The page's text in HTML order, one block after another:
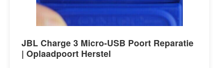
JBL Charge 3 Micro-USB Poort Reparatie
| Oplaadpoort Herstel